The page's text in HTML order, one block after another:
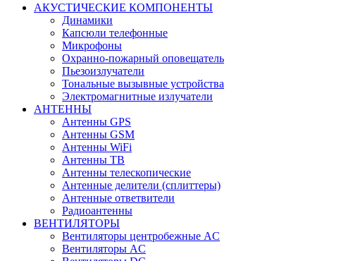
АКУСТИЧЕСКИЕ КОМПОНЕНТЫ
Динамики
Капсюли телефонные
Микрофоны
Охранно-пожарный оповещатель
Пьезоизлучатели
Тональные вызывные устройства
Электромагнитные излучатели
АНТЕННЫ
Антенны GPS
Антенны GSM
Антенны WiFi
Антенны ТВ
Антенны телескопические
Антенные делители (сплиттеры)
Антенные ответвители
Радиоантенны
ВЕНТИЛЯТОРЫ
Вентиляторы центробежные AC
Вентиляторы AC